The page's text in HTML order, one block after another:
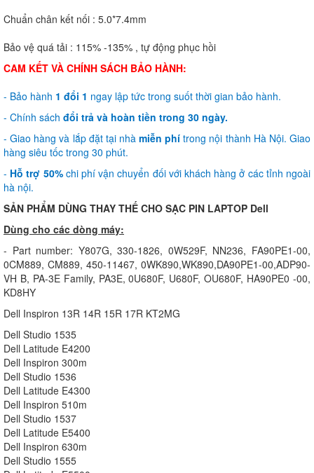
Chuẩn chân kết nối : 5.0*7.4mm
Bảo vệ quá tải : 115% -135% , tự động phục hồi
CAM KẾT VÀ CHÍNH SÁCH BẢO HÀNH:
- Bảo hành 1 đổi 1 ngay lập tức trong suốt thời gian bảo hành.
- Chính sách đổi trả và hoàn tiền trong 30 ngày.
- Giao hàng và lắp đặt tại nhàmiễn phí trong nội thành Hà Nội. Giao
hàng siêu tốc trong 30 phút.
- Hỗ trợ 50%chi phí vận chuyển đối với khách hàng ở các tỉnh ngoài
hà nội.
SẢN PHẨM DÙNG THAY THẾ CHO SẠC PIN LAPTOP Dell
Dùng cho các dòng máy:
- Part number: Y807G, 330-1826, 0W529F, NN236, FA90PE1-00,
0CM889, CM889, 450-11467, 0WK890,WK890,DA90PE1-00,ADP90-
VH B, PA-3E Family, PA3E, 0U680F, U680F, OU680F, HA90PE0 -00,
KD8HY
Dell Inspiron 13R 14R 15R 17R KT2MG
Dell Studio 1535
Dell Latitude E4200
Dell Inspiron 300m
Dell Studio 1536
Dell Latitude E4300
Dell Inspiron 510m
Dell Studio 1537
Dell Latitude E5400
Dell Inspiron 630m
Dell Studio 1555